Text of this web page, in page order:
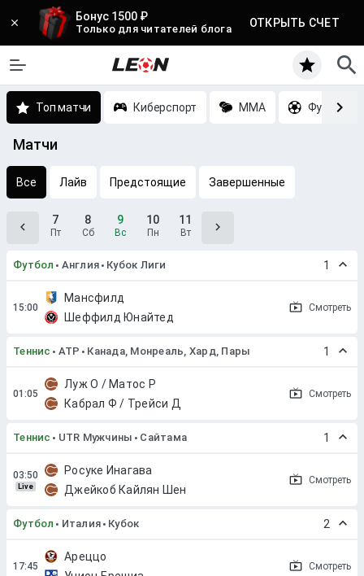
Бонус 1500 ₽
Только для читателей блога ОТКРЫТЬ СЧЕТ
Топ матчи Киберспорт MMA Футбол
Матчи
Все Лайв Предстоящие Завершенные
7
Пт
8
Сб
9
Вс
10
Пн
11
Вт
Футбол Англия Кубок Лиги 1
Мансфилд
Шеффилд Юнайтед
Смотреть
Теннис ATP Канада, Монреаль, Хард, Пары 1
Луж О / Матос Р
Кабрал Ф / Трейси Д
Смотреть
Теннис UTR Мужчины Сайтама 1
Live
Росуке Инагава
Джейкоб Кайлян Шен
Смотреть
Футбол Италия Кубок 2
Ареццо
Смотреть